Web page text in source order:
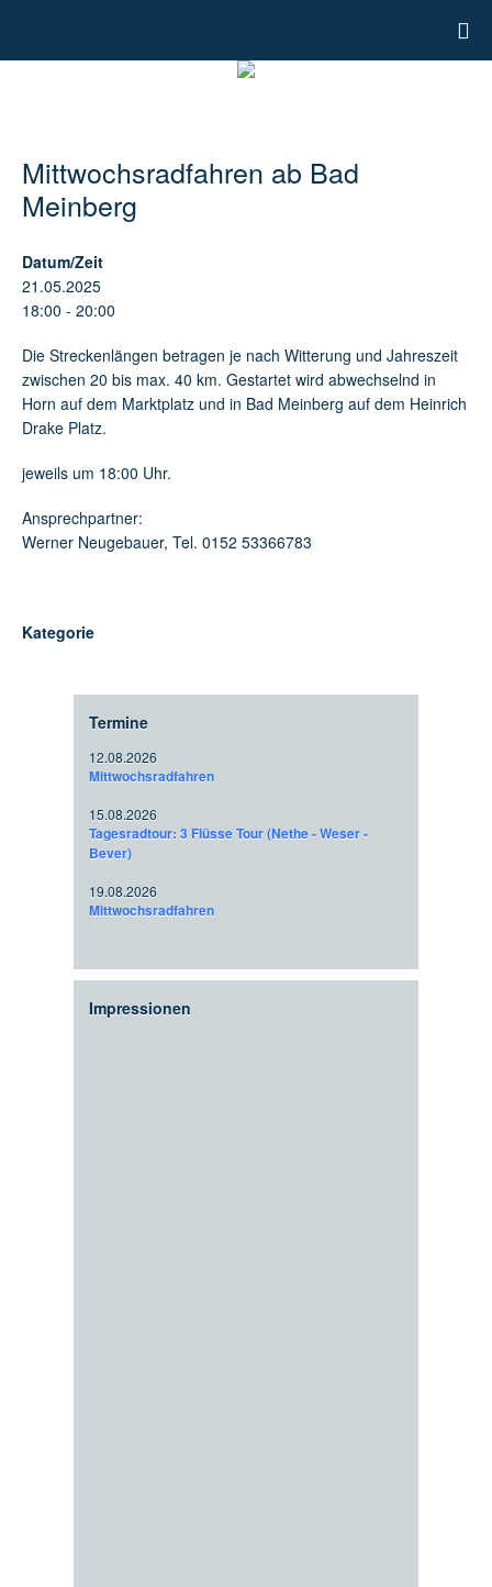
Mittwochsradfahren ab Bad
Meinberg
Datum/Zeit
21.05.2025
18:00 - 20:00
Die Streckenlängen betragen je nach Witterung und Jahreszeit
zwischen 20 bis max. 40 km. Gestartet wird abwechselnd in
Horn auf dem Marktplatz und in Bad Meinberg auf dem Heinrich
Drake Platz.
jeweils um 18:00 Uhr.
Ansprechpartner:
Werner Neugebauer, Tel. 0152 53366783
Kategorie
Termine
12.08.2026
Mittwochsradfahren
15.08.2026
Tagesradtour: 3 Flüsse Tour (Nethe - Weser -
Bever)
19.08.2026
Mittwochsradfahren
Impressionen